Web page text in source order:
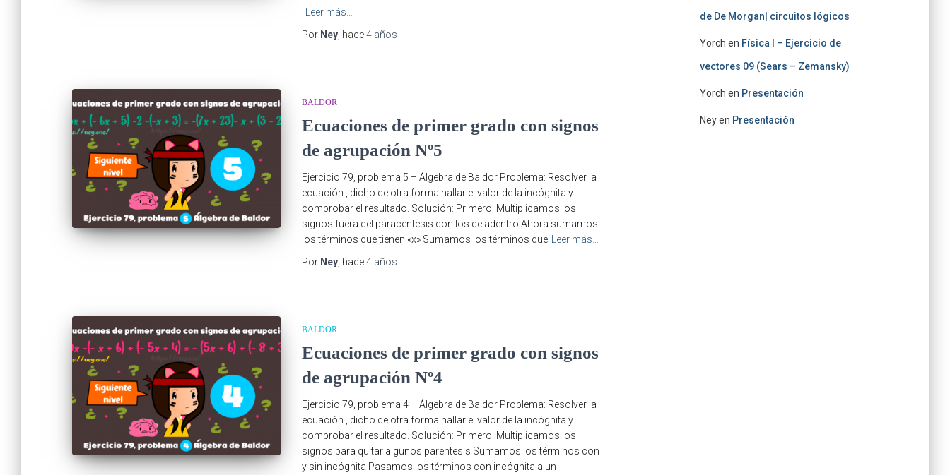
Leer más…
Por Ney , hace4 años
BALDOR
Ecuaciones de primer grado con signos
de agrupación Nº5
Ejercicio 79, problema 5 – Álgebra de Baldor Problema: Resolver la
ecuación , dicho de otra forma hallar el valor de la incógnita y
comprobar el resultado. Solución: Primero: Multiplicamos los
signos fuera del paracentesis con los de adentro Ahora sumamos
los términos que tienen «x» Sumamos los términos que
Leer más…
Por Ney , hace4 años
BALDOR
Ecuaciones de primer grado con signos
de agrupación Nº4
Ejercicio 79, problema 4 – Álgebra de Baldor Problema: Resolver la
ecuación , dicho de otra forma hallar el valor de la incógnita y
comprobar el resultado. Solución: Primero: Multiplicamos los
signos para quitar algunos paréntesis Sumamos los términos con
y sin incógnita Pasamos los términos con incógnita a un
de De Morgan| circuitos lógicos
Yorch en Física I – Ejercicio de
vectores 09 (Sears – Zemansky)
Yorch en Presentación
Neyen Presentación